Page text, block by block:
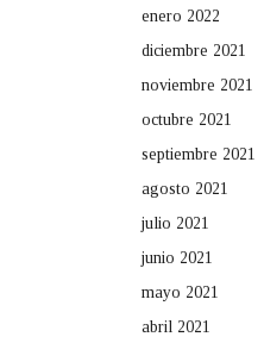
enero 2022
diciembre 2021
noviembre 2021
octubre 2021
septiembre 2021
agosto 2021
julio 2021
junio 2021
mayo 2021
abril 2021